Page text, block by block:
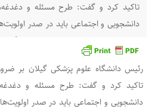
تاکید کرد و گفت: طرح مسئله و
دانشجویی و اجتماعی باید در صدر
و روئسای دانشکده‌های علوم پزشکی گیلان
خزر : دکتر محمدتقی آشوبی- رئیس
عصر امروز در
رئیس دانشگاه علوم پزشکی گیلان بر
تاکید کرد و گفت: طرح مسئله و
دانشجویی و اجتماعی باید در صدر